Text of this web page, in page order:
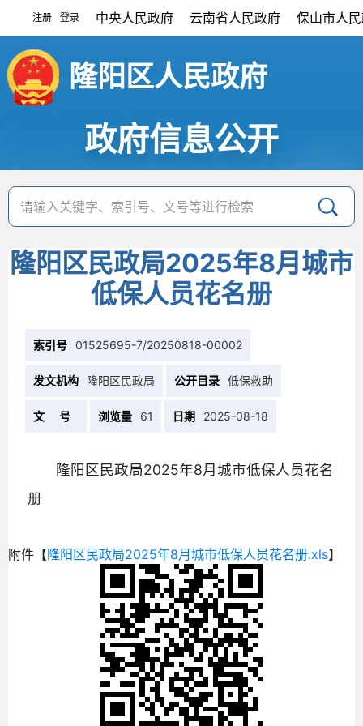
注册 登录 中央人民政府 云南省人民政府 保山市人
隆阳区人民政府
政府信息公开
隆阳区民政局2025年8月城市
低保人员花名册
索引号 01525695-7/20250818-00002
发文机构 隆阳区民政局 公开目录 低保救助
文 号 浏览量 61 日期 2025-08-18
隆阳区民政局2025年8月城市低保人员花名
册
附件【隆阳区民政局2025年8月城市低保人员花名册.xls】